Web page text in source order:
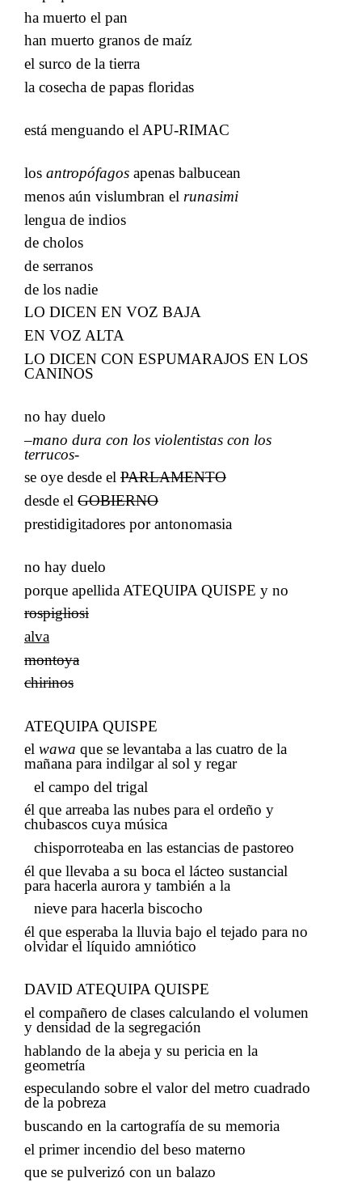
ha muerto el pan
han muerto granos de maíz
el surco de la tierra
la cosecha de papas floridas
está menguando el APU-RIMAC
los​​ antropófagos​​ apenas balbucean
menos aún vislumbran el​​ runasimi​​
lengua de indios
de cholos
de serranos
de los nadie
LO DICEN EN VOZ BAJA
EN VOZ ALTA
LO DICEN CON ESPUMARAJOS EN LOS
CANINOS
no hay duelo
–mano dura con los violentistas con los
terrucos-
se oye desde el​​ PARLAMENTO
desde el​​ GOBIERNO
prestidigitadores por antonomasia
no hay duelo
porque apellida ATEQUIPA QUISPE y no
rospigliosi
alva
montoya
chirinos
ATEQUIPA QUISPE
el​​ wawa ​​ que se levantaba a las cuatro de la
mañana para indilgar al sol y regar​​
el campo del trigal
él que arreaba las nubes para el ordeño y
chubascos cuya música
chisporroteaba en las estancias de pastoreo
él que llevaba a su boca el lácteo sustancial
para hacerla aurora y también a la
nieve para hacerla biscocho
él que esperaba la lluvia bajo el tejado para no
olvidar el líquido amniótico
DAVID ATEQUIPA QUISPE
el compañero de clases calculando el volumen
y densidad de la segregación
hablando de la abeja y su pericia en la
geometría
especulando sobre el valor del metro cuadrado
de la pobreza
buscando en la cartografía de su memoria
el primer incendio del beso materno
que se pulverizó con un balazo